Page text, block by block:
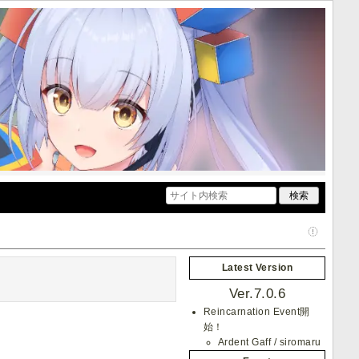
Latest Version
Ver.7.0.6
Reincarnation Event開
始！
Ardent Gaff / siromaru